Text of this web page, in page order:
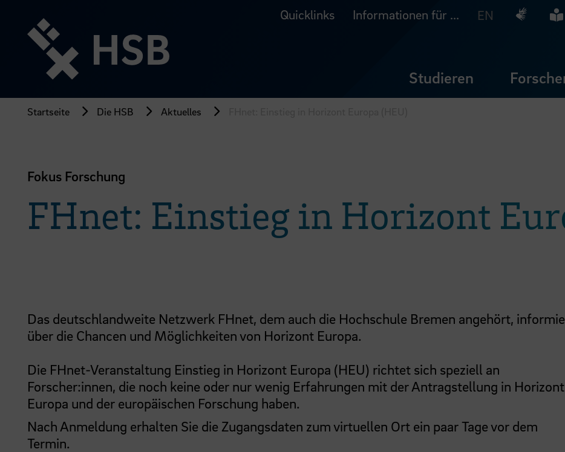
Seiteninhalt
springen
Quicklinks Informationen für ... EN Deutsche
Studieren
Startseite Die HSB Aktuelles
Fokus Forschung
FHnet: Einstieg in Horizont
Das deutschlandweite Netzwerk FHnet, dem auch die Hochschule Bremen angehört,
über die Chancen und Möglichkeiten von Horizont Europa.
Die FHnet-Veranstaltung Einstieg in Horizont Europa (HEU) richtet sich speziell an
Forscher:innen, die noch keine oder nur wenig Erfahrungen mit der Antragstellung in Horizont
Europa und der europäischen Forschung haben.
Nach Anmeldung erhalten Sie die Zugangsdaten zum virtuellen Ort ein paar Tage vor dem
Termin.